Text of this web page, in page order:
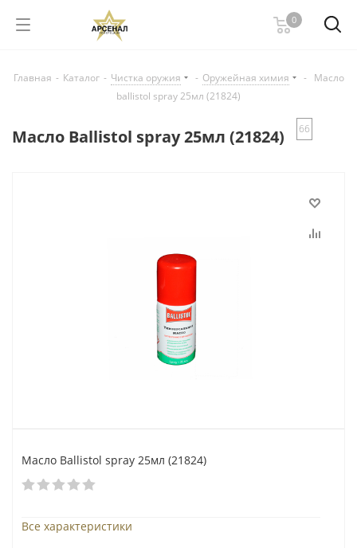
0
Главная - Каталог - Чистка оружия - Оружейная химия -
Масло
ballistol spray 25мл (21824)
Масло Ballistol spray 25мл (21824) 66
Масло Ballistol spray 25мл (21824)
Все характеристики